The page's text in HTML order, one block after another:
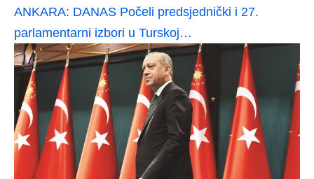
ANKARA: DANAS Počeli predsjednički i 27.
parlamentarni izbori u Turskoj…